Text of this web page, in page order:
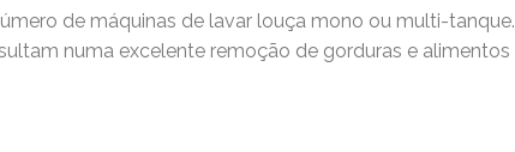
de máquinas de lavar louça mono ou multi-tanque.
numa excelente remoção de gorduras e alimentos